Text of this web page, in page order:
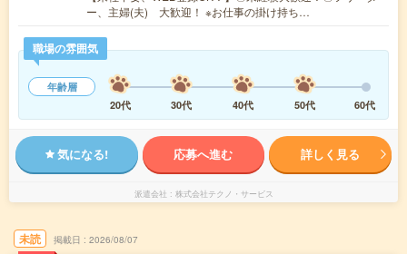
ー、主婦(夫) 大歓迎！ ※お仕事の掛け持ち…
職場の雰囲気
年齢層
20代
30代 40代 50代 60代
気になる! 応募へ進む 詳しく見る
派遣会社 株式会社テクノ・サービス
未読 掲載日 2026/08/07